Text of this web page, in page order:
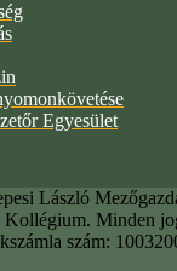
Egyesület
László
Kollégium. Minden
szám: